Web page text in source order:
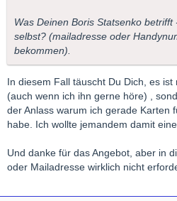
Was Deinen Boris Statsenko
selbst? (mailadresse oder
bekommen).
In diesem Fall täuscht Du Dich, es
(auch wenn ich ihn gerne höre) ,
der Anlass warum ich gerade Karten
habe. Ich wollte jemandem damit
Und danke für das Angebot, aber in
oder Mailadresse wirklich nicht